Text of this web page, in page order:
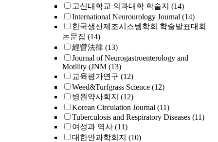
고신대학교 의과대학 학술지 (14)
International Neurourology Journal (14)
한국생산제조시스템학회 학술발표대회
논문집 (14)
經營法律 (13)
Journal of Neurogastroenterology and
Motility (JNM (13)
교육평가연구 (12)
Weed&Turfgrass Science (12)
병원약사회지 (12)
Korean Circulation Journal (11)
Tuberculosis and Respiratory Diseases (11)
여성과 역사 (11)
대한안과학회지 (10)